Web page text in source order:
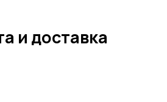
и доставка